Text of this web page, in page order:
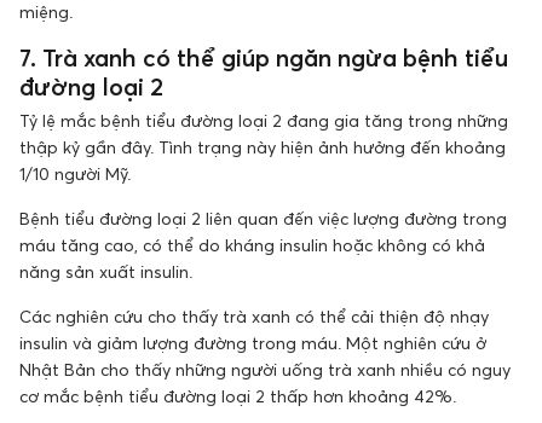
miệng.
7. Trà xanh có thể giúp ngăn ngừa bệnh tiểu
đường loại 2
Tỷ lệ mắc bệnh tiểu đường loại 2 đang gia tăng trong những
thập kỷ gần đây. Tình trạng này hiện ảnh hưởng đến khoảng
1/10 người Mỹ.
Bệnh tiểu đường loại 2 liên quan đến việc lượng đường trong
máu tăng cao, có thể do kháng insulin hoặc không có khả
năng sản xuất insulin.
Các nghiên cứu cho thấy trà xanh có thể cải thiện độ nhạy
insulin và giảm lượng đường trong máu. Một nghiên cứu ở
Nhật Bản cho thấy những người uống trà xanh nhiều có nguy
cơ mắc bệnh tiểu đường loại 2 thấp hơn khoảng 42%.